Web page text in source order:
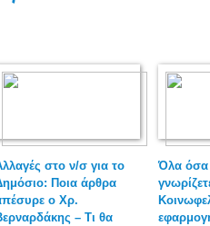
στο ν/σ για το
Ποια άρθρα
ο Χρ.
– Τι θα
Όλα όσα